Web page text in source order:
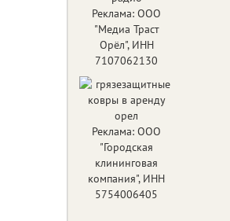
Реклама: ООО
"Медиа Траст
Орёл", ИНН
7107062130
Реклама: ООО
"Городская
клининговая
компания", ИНН
5754006405